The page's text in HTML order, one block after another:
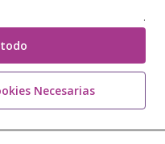
.
Necesarias